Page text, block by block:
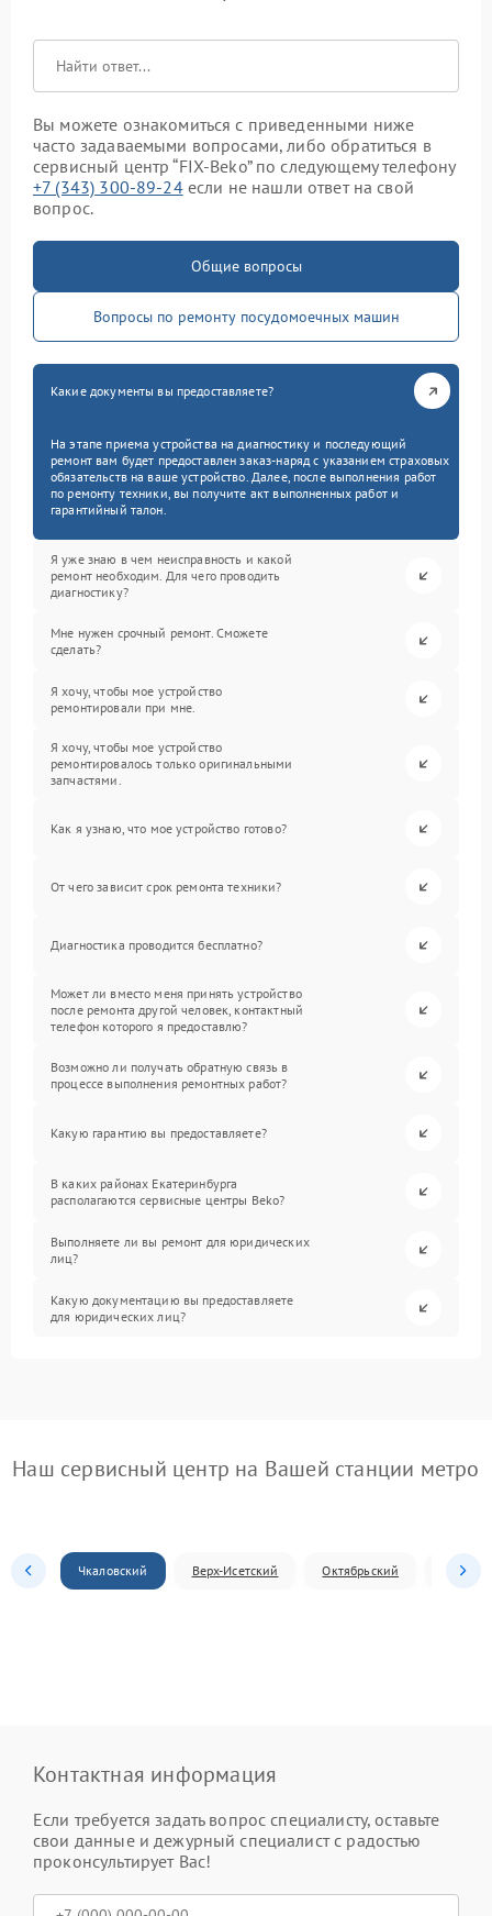
Вы можете ознакомиться с приведенными ниже
часто задаваемыми вопросами, либо обратиться в
сервисный центр “FIX-Beko” по следующему телефону
+7 (343) 300-89-24если не нашли ответ на свой
вопрос.
Общие вопросы
Вопросы по ремонту посудомоечных машин
Какие документы вы предоставляете?
На этапе приема устройства на диагностику и последующий
ремонт вам будет предоставлен заказ-наряд с указанием страховых
обязательств на ваше устройство. Далее, после выполнения работ
по ремонту техники, вы получите акт выполненных работ и
гарантийный талон.
Я уже знаю в чем неисправность и какой
ремонт необходим. Для чего проводить
диагностику?
Мне нужен срочный ремонт. Сможете
сделать?
Я хочу, чтобы мое устройство
ремонтировали при мне.
Я хочу, чтобы мое устройство
ремонтировалось только оригинальными
запчастями.
Как я узнаю, что мое устройство готово?
От чего зависит срок ремонта техники?
Диагностика проводится бесплатно?
Может ли вместо меня принять устройство
после ремонта другой человек, контактный
телефон которого я предоставлю?
Возможно ли получать обратную связь в
процессе выполнения ремонтных работ?
Какую гарантию вы предоставляете?
В каких районах Екатеринбурга
располагаются сервисные центры Beko?
Выполняете ли вы ремонт для юридических
лиц?
Какую документацию вы предоставляете
для юридических лиц?
Наш сервисный центр на Вашей станции метро
Чкаловский Верх-Исетский Октябрьский
Контактная информация
Если требуется задать вопрос специалисту, оставьте
свои данные и дежурный специалист с радостью
проконсультирует Вас!